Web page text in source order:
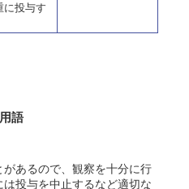
に投与す
語
あるので、観察を十分に行
投与を中止するなど適切な